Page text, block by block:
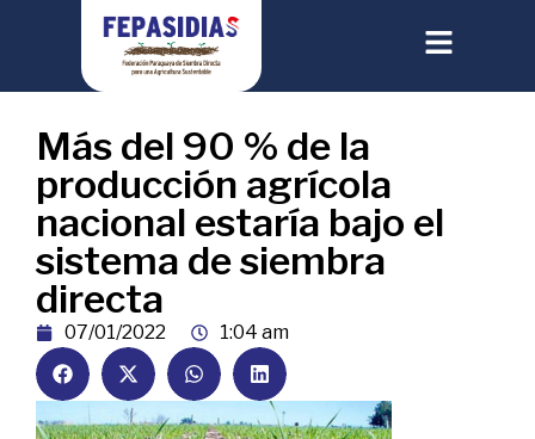
Más del 90 % de la
producción agrícola
nacional estaría bajo el
sistema de siembra
directa
07/01/2022 1:04 am